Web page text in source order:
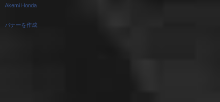
Akemi Honda
バナーを作成